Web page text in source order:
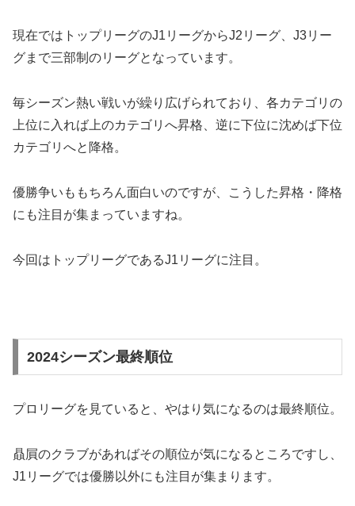
現在ではトップリーグのJ1リーグからJ2リーグ、J3リー
グまで三部制のリーグとなっています。
毎シーズン熱い戦いが繰り広げられており、各カテゴリの
上位に入れば上のカテゴリへ昇格、逆に下位に沈めば下位
カテゴリへと降格。
優勝争いももちろん面白いのですが、こうした昇格・降格
にも注目が集まっていますね。
今回はトップリーグであるJ1リーグに注目。
2024シーズン最終順位
プロリーグを見ていると、やはり気になるのは最終順位。
贔屓のクラブがあればその順位が気になるところですし、
J1リーグでは優勝以外にも注目が集まります。